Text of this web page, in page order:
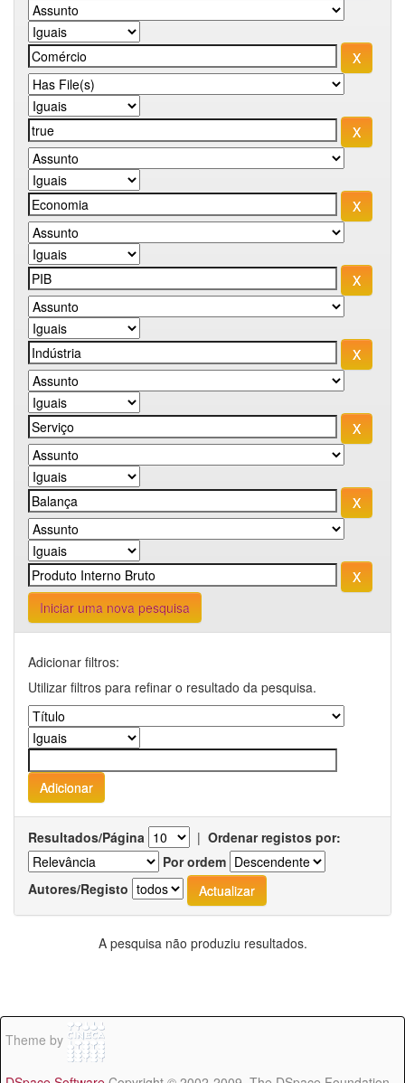
Iniciar uma nova pesquisa
Adicionar filtros:
Utilizar filtros para refinar o resultado da pesquisa.
Resultados/Página | Ordenar registos por:
Por ordem
Autores/Registo
A pesquisa não produziu resultados.
Theme by